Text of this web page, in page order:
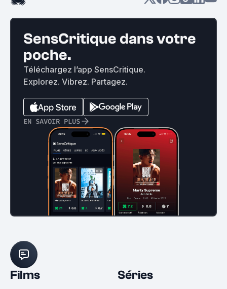
SensCritique dans votre
poche.
Téléchargez l’app SensCritique.
Explorez. Vibrez. Partagez.
EN SAVOIR PLUS
Films Séries